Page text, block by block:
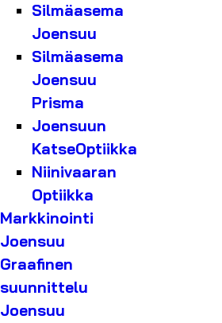
Silmäasema
Joensuu
Silmäasema
Joensuu
Prisma
Joensuun
KatseOptiikka
Niinivaaran
Optiikka
Markkinointi
Joensuu
Graafinen
suunnittelu
Joensuu